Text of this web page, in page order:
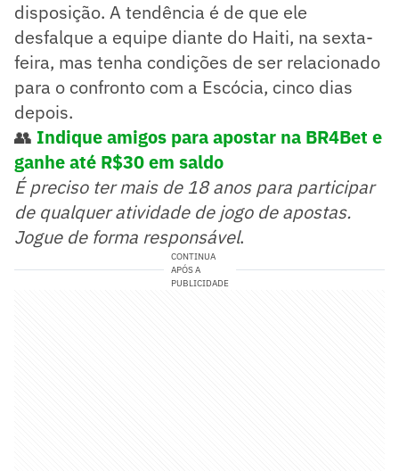
disposição. A tendência é de que ele
desfalque a equipe diante do Haiti, na sexta-
feira, mas tenha condições de ser relacionado
para o confronto com a Escócia, cinco dias
depois.
👥 Indique amigos para apostar na BR4Bet e
ganhe até R$30 em saldo
É preciso ter mais de 18 anos para participar
de qualquer atividade de jogo de apostas.
Jogue de forma responsável.
CONTINUA
APÓS A
PUBLICIDADE